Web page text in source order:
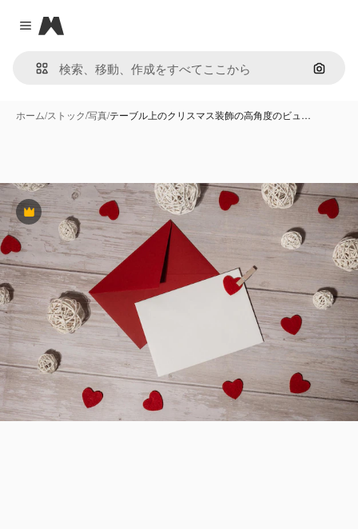
Close menu
Magnific
画像で
ホーム/ストック/写真/テーブル上のクリスマス装飾の高角度のビュ…
Premium